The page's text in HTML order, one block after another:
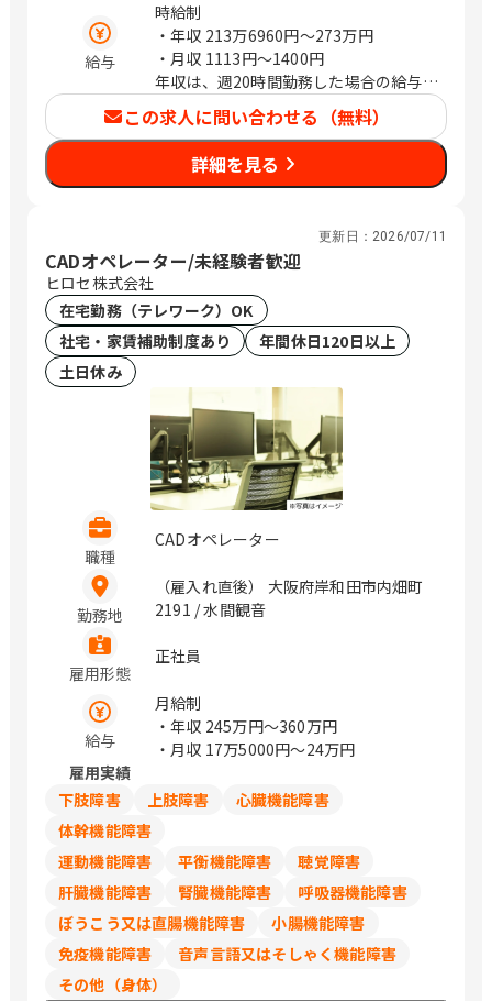
県相模原市中央区小山3-30-8 下九沢
院：神奈川県相模原市緑区下九沢1303-
1 東林間院：神奈川県相模原市南区東林
間7-13-17 城山原宿院：神奈川県相模原
市緑区原宿3-3-3 上溝番田院：神奈川県
相模原市中央区上溝2560-1 東林間駅前
院：神奈川県相模原市南区上鶴間6-31-
9 平塚中原院：神奈川県平塚市中原2-4-
77-1 小田原蓮正寺院：神奈川県小田原
市蓮正寺31-5 茅ヶ崎萩園院：神奈川県
茅ヶ崎市萩園1270-81 秦野曽屋院：神奈
川県秦野市曽屋5908-1 厚木下川入院：
神奈川県厚木市下川入321-6 中央林間
院：神奈川県大和市中央林間西2-7-6 大
和下鶴間院：神奈川県大和市下鶴間
2236-1 伊勢原坪ノ内院：神奈川県伊勢
原市坪ノ内241-2 伊勢原下落合院：神奈
川県伊勢原市歌川2-3-14 海老名院：神
奈川県海老名市上今泉2-10-52 さがみ野
院：神奈川県座間市さがみ野3-3-22 綾
3 寒川一之宮院：神奈川県高座郡寒川町
郡二宮町中里2-6-28 西友二宮店1F 大井
町金手院：神奈川県足柄上郡大井町金手
4-7-17 所沢航空公園院：埼玉県所沢市
瀬東3-17-10 入間市役所前院：埼玉県入
間市豊岡5-2-41 / 祖師ヶ谷大蔵、上井
草、長沼、京王堀之内、大塚・帝京大
溝、番田、東林間、中央林間、寒川、新
給与
時給制
・年収 213万6960円〜273万円
・月収 1113円〜1400円
年収は、週20時間勤務した場合の給与で
す。
この求人に問い合わせる（無料）
詳細を見る
更新日： 2026/07/11
CADオペレーター/未経験者歓迎
ヒロセ株式会社
在宅勤務（テレワーク）OK
社宅・家賃補助制度あり
年間休日120日以上
土日休み
職種
CADオペレーター
勤務地
（雇入れ直後） 大阪府岸和田市内畑町
2191 / 水間観音
雇用形態
正社員
給与
月給制
・年収 245万円〜360万円
・月収 17万5000円〜24万円
雇用実績
下肢障害
上肢障害
心臓機能障害
体幹機能障害
運動機能障害
平衡機能障害
聴覚障害
肝臓機能障害
腎臓機能障害
呼吸器機能障害
ぼうこう又は直腸機能障害
小腸機能障害
免疫機能障害
音声言語又はそしゃく機能障害
その他（身体）